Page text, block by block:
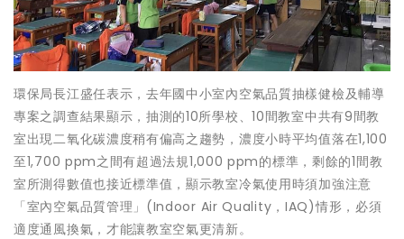
環保局長江盛任表示，去年國中小室內空氣品質抽樣健檢及輔導
專案之調查結果顯示，抽測的10所學校、10間教室中共有9間教
室出現二氧化碳濃度稍有偏高之趨勢，濃度小時平均值落在1,100
至1,700 ppm之間有超過法規1,000 ppm的標準，剩餘的1間教
室所測得數值也接近標準值，顯示教室冷氣使用時須加強注意
「室內空氣品質管理」(Indoor Air Quality，IAQ)情形，必須
適度通風換氣，才能讓教室空氣更清新。